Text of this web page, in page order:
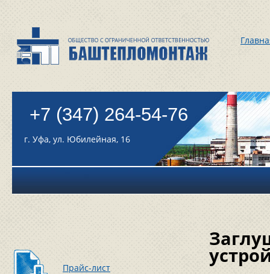
+7 (347) 264-54-76
г. Уфа, ул. Юбилейная, 16
Прайс-лист